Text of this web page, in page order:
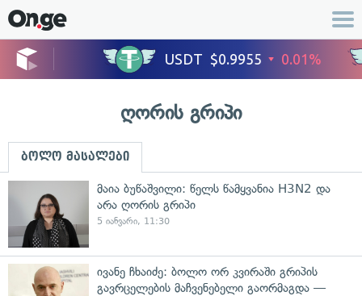
ღორის გრიპი
ბოლო მასალები
მაია ბუწაშვილი: წელს წამყვანია H3N2 და
არა ღორის გრიპი
5 იანვარი, 11:30
ივანე ჩხაიძე: ბოლო ორ კვირაში გრიპის
გავრცელების მაჩვენებელი გაორმაგდა —